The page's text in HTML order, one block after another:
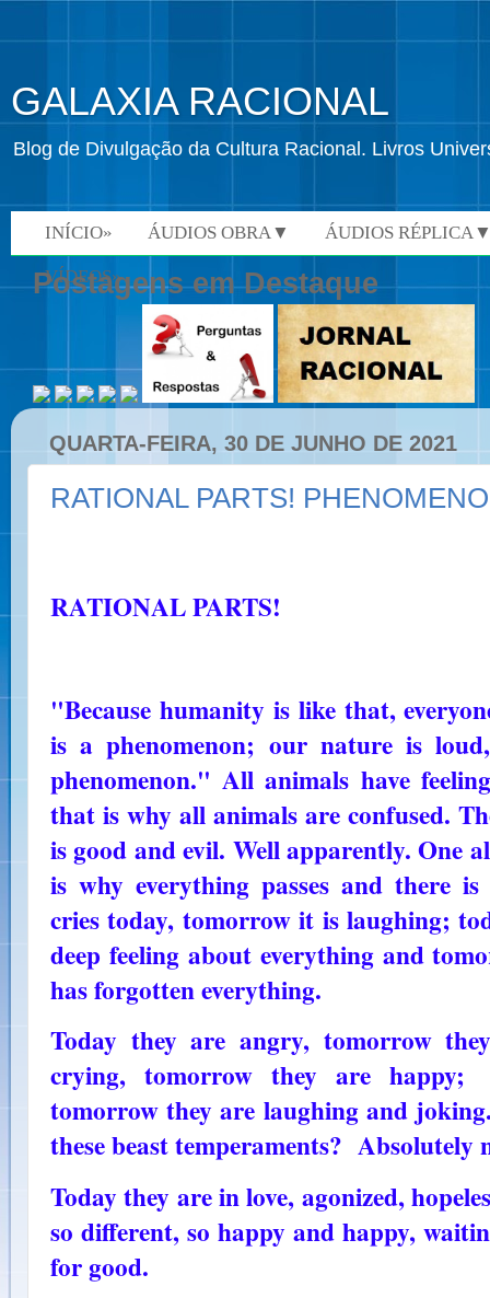
GALAXIA RACIONAL
Blog de Divulgação da Cultura Racional. Livros
INÍCIO» ÁUDIOS OBRA▼ ÁUDIOS
VÍDEOS»
Postagens em Destaque
QUARTA-FEIRA, 30 DE JUNHO DE 2021
RATIONAL PARTS!
RATIONAL PARTS!
"Because humanity is like that,
is a phenomenon; our nature is
phenomenon." All animals have
that is why all animals are confused.
is good and evil. Well apparently. One
is why everything passes and there
cries today, tomorrow it is laughing;
deep feeling about everything and
has forgotten everything.
Today they are angry, tomorrow
crying, tomorrow they are
tomorrow they are laughing and
these beast temperaments? Absolutely
Today they are in love, agonized,
so different, so happy and happy,
for good.